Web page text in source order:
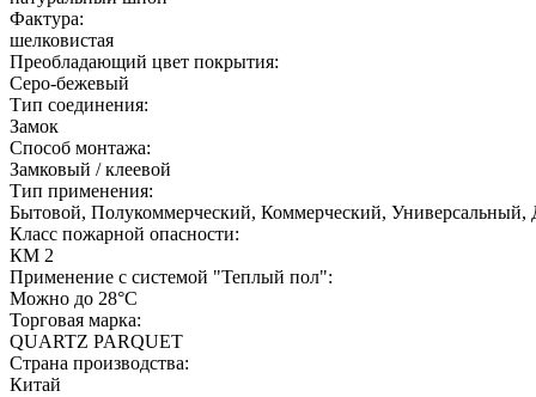
Фактура:
шелковистая
Преобладающий цвет покрытия:
Серо-бежевый
Тип соединения:
Замок
Способ монтажа:
Замковый / клеевой
Тип применения:
Бытовой, Полукоммерческий, Коммерческий, Универсальный,
Класс пожарной опасности:
КМ 2
Применение с системой "Теплый пол":
Можно до 28°С
Торговая марка:
QUARTZ PARQUET
Страна производства:
Китай